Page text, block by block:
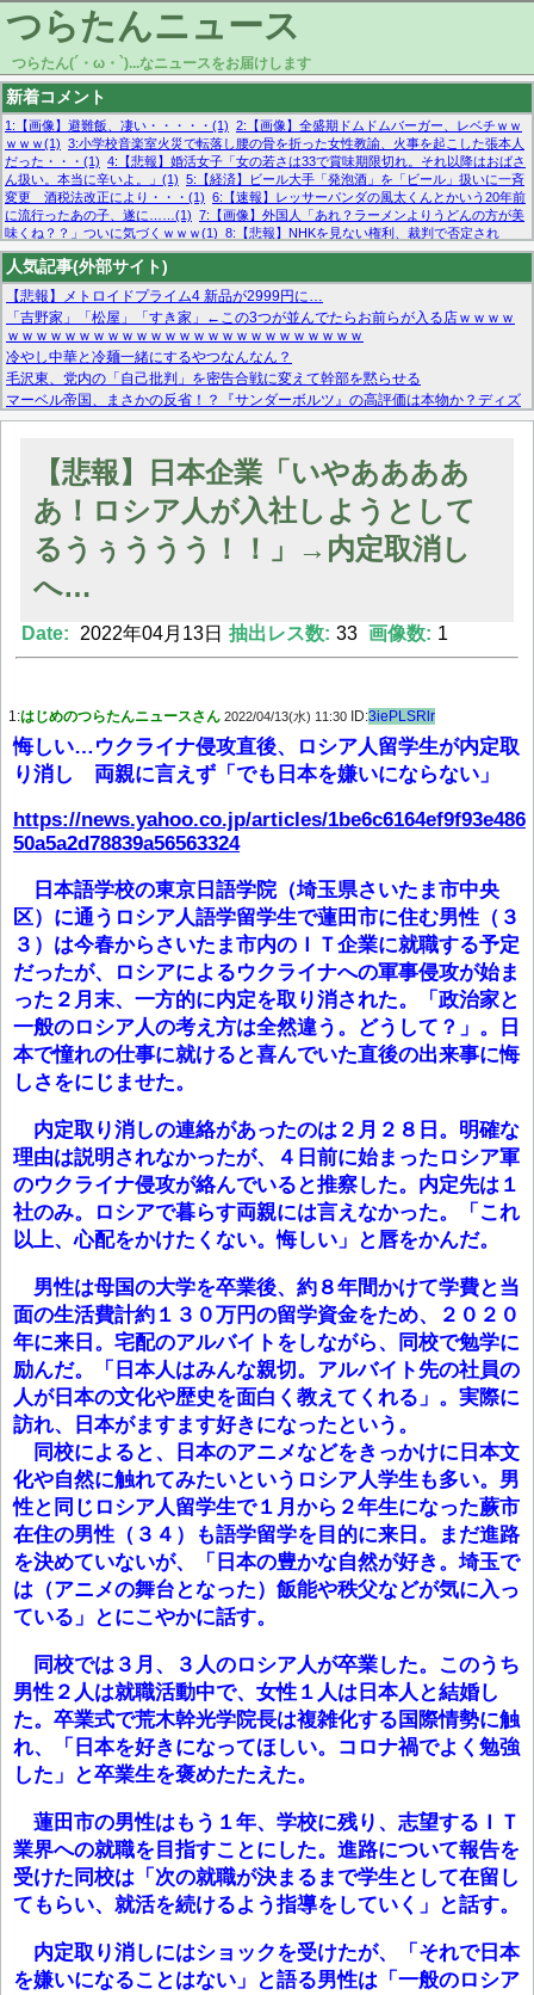
つらたんニュース
つらたん(´・ω・`)...なニュースをお届けします
新着コメント
1:【画像】避難飯、凄い・・・・・(1) 2:【画像】全盛期ドムドムバーガー、レベチｗｗ
ｗｗｗ(1) 3:小学校音楽室火災で転落し腰の骨を折った女性教諭、火事を起こした張本人
だった・・・(1) 4:【悲報】婚活女子「女の若さは33で賞味期限切れ。それ以降はおばさ
ん扱い。本当に辛いよ。」(1) 5:【経済】ビール大手「発泡酒」を「ビール」扱いに一斉
変更 酒税法改正により・・・(1) 6:【速報】レッサーパンダの風太くんとかいう20年前
に流行ったあの子、遂に……(1) 7:【画像】外国人「あれ？ラーメンよりうどんの方が美
味くね？？」ついに気づくｗｗｗ(1) 8:【悲報】NHKを見ない権利、裁判で否定され
る・・・(1) 9:欧州委員長「原発縮小は間違いでした」(1) 10:【悲報】日本企業の人手不
足、限界突破 52%「正社員も足りてません…」(1)
人気記事(外部サイト)
【悲報】メトロイドプライム4 新品が2999円に…
「吉野家」「松屋」「すき家」←この3つが並んでたらお前らが入る店ｗｗｗｗ
ｗｗｗｗｗｗｗｗｗｗｗｗｗｗｗｗｗｗｗｗｗｗｗｗｗ
冷やし中華と冷麺一緒にするやつなんなん？
毛沢東、党内の「自己批判」を密告合戦に変えて幹部を黙らせる
マーベル帝国、まさかの反省！？『サンダーボルツ』の高評価は本物か？ディズ
ニーCEOの「量より質」宣言の裏で渦巻くファンの本音とMCUの未来を徹底考
【モー娘。石田亜佑美】ファーストテイク出演も新規獲得ならず？北川莉央が1
【画像あり】FacebookとかTwitterで拾ったエロ画像貼ってくよ
【悲報】日本企業「いやああああ
あ！ロシア人が入社しようとして
るうぅううう！！」→内定取消し
へ…
Date: 2022年04月13日 抽出レス数: 33 画像数: 1
1:はじめのつらたんニュースさん 2022/04/13(水) 11:30 ID:3iePLSRlr
悔しい…ウクライナ侵攻直後、ロシア人留学生が内定取
り消し 両親に言えず「でも日本を嫌いにならない」
https://news.yahoo.co.jp/articles/1be6c6164ef9f93e486
50a5a2d78839a56563324
日本語学校の東京日語学院（埼玉県さいたま市中央
区）に通うロシア人語学留学生で蓮田市に住む男性（３
３）は今春からさいたま市内のＩＴ企業に就職する予定
だったが、ロシアによるウクライナへの軍事侵攻が始ま
った２月末、一方的に内定を取り消された。「政治家と
一般のロシア人の考え方は全然違う。どうして？」。日
本で憧れの仕事に就けると喜んでいた直後の出来事に悔
しさをにじませた。
内定取り消しの連絡があったのは２月２８日。明確な
理由は説明されなかったが、４日前に始まったロシア軍
のウクライナ侵攻が絡んでいると推察した。内定先は１
社のみ。ロシアで暮らす両親には言えなかった。「これ
以上、心配をかけたくない。悔しい」と唇をかんだ。
男性は母国の大学を卒業後、約８年間かけて学費と当
面の生活費計約１３０万円の留学資金をため、２０２０
年に来日。宅配のアルバイトをしながら、同校で勉学に
励んだ。「日本人はみんな親切。アルバイト先の社員の
人が日本の文化や歴史を面白く教えてくれる」。実際に
訪れ、日本がますます好きになったという。
同校によると、日本のアニメなどをきっかけに日本文
化や自然に触れてみたいというロシア人学生も多い。男
性と同じロシア人留学生で１月から２年生になった蕨市
在住の男性（３４）も語学留学を目的に来日。まだ進路
を決めていないが、「日本の豊かな自然が好き。埼玉で
は（アニメの舞台となった）飯能や秩父などが気に入っ
ている」とにこやかに話す。
同校では３月、３人のロシア人が卒業した。このうち
男性２人は就職活動中で、女性１人は日本人と結婚し
た。卒業式で荒木幹光学院長は複雑化する国際情勢に触
れ、「日本を好きになってほしい。コロナ禍でよく勉強
した」と卒業生を褒めたたえた。
蓮田市の男性はもう１年、学校に残り、志望するＩＴ
業界への就職を目指すことにした。進路について報告を
受けた同校は「次の就職が決まるまで学生として在留し
てもらい、就活を続けるよう指導をしていく」と話す。
内定取り消しにはショックを受けたが、「それで日本
を嫌いになることはない」と語る男性は「一般のロシア